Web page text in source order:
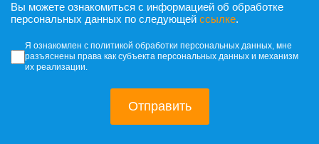
Вы можете ознакомиться с информацией об обработке
персональных данных по следующей ссылке.
Согласие на обработку персональных
Я ознакомлен с политикой обработки персональных данных, мне
разъяснены права как субъекта персональных данных и механизм
их реализации.
Отправить